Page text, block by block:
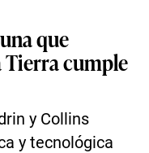
que
Tierra cumple
y Collins
y tecnológica